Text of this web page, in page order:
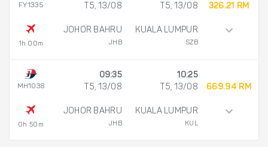
FY1335
1h 00m
T5, 13/08
JOHOR BAHRU
JHB
T5, 13/08
KUALA LUMPUR
SZB
326.21 RM
MH1038
0h 50m
09:35
T5, 13/08
JOHOR BAHRU
JHB
10:25
T5, 13/08
KUALA LUMPUR
KUL
669.94 RM